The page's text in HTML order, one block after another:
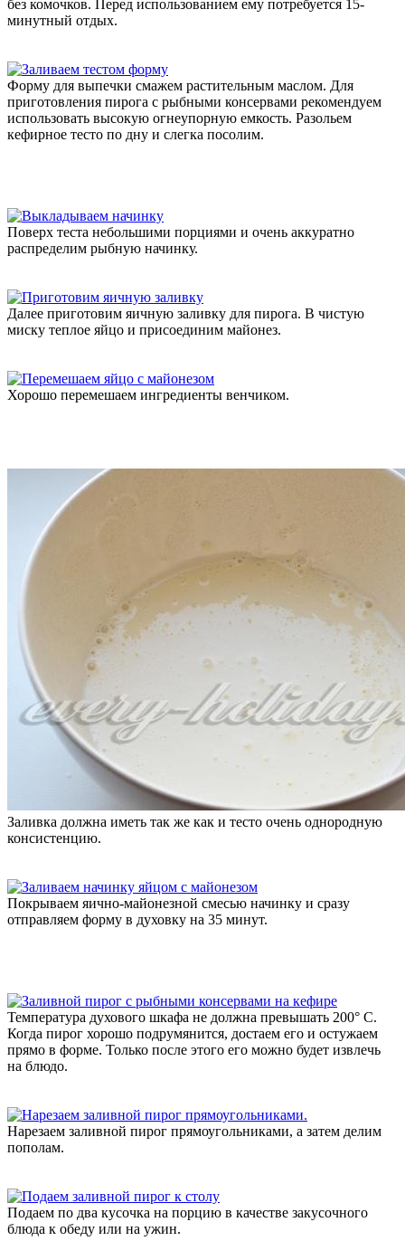
без комочков. Перед использованием ему потребуется 15-
минутный отдых.
Форму для выпечки смажем растительным маслом. Для
приготовления пирога с рыбными консервами рекомендуем
использовать высокую огнеупорную емкость. Разольем
кефирное тесто по дну и слегка посолим.
Поверх теста небольшими порциями и очень аккуратно
распределим рыбную начинку.
Далее приготовим яичную заливку для пирога. В чистую
миску теплое яйцо и присоединим майонез.
Хорошо перемешаем ингредиенты венчиком.
Заливка должна иметь так же как и тесто очень однородную
консистенцию.
Покрываем яично-майонезной смесью начинку и сразу
отправляем форму в духовку на 35 минут.
Температура духового шкафа не должна превышать 200° C.
Когда пирог хорошо подрумянится, достаем его и остужаем
прямо в форме. Только после этого его можно будет извлечь
на блюдо.
Нарезаем заливной пирог прямоугольниками, а затем делим
пополам.
Подаем по два кусочка на порцию в качестве закусочного
блюда к обеду или на ужин.